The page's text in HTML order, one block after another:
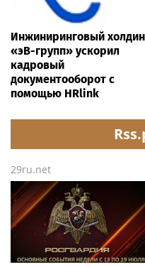
Инжиниринговый
«эВ-групп» ускорил
кадровый
документооборот с
помощью HRlink
29ru.net